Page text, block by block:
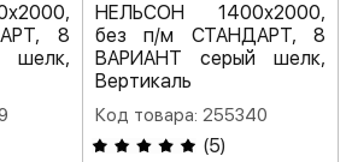
8
шелк,
НЕЛЬСОН 1400х2000,
без п/м СТАНДАРТ, 8
ВАРИАНТ серый шелк,
Вертикаль
Код товара: 255340
(5)